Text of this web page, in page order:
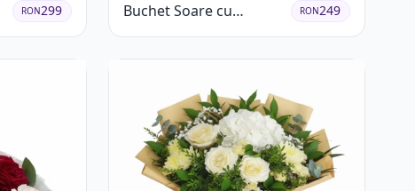
RON299
Buchet Soare cu
Crizanteme Galbene și
RON249